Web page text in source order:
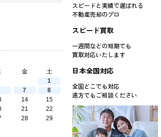
金
土
1
7
8
14
15
21
22
28
29
スピードと実績で選ばれる
不動産売却のプロ
スピード買取
一週間などの短期でも
買取対応いたします
日本全国対応
全国どこでも対応
遠方でもご相談ください